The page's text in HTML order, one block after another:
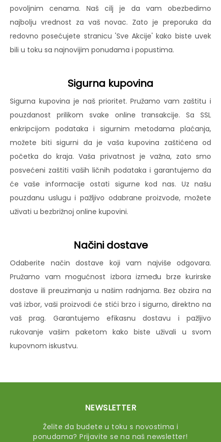
povoljnim cenama. Naš cilj je da vam obezbedimo
najbolju vrednost za vaš novac. Zato je preporuka da
redovno posećujete stranicu 'Sve Akcije' kako biste uvek
bili u toku sa najnovijim ponudama i popustima.
Sigurna kupovina
Sigurna kupovina je naš prioritet. Pružamo vam zaštitu i
pouzdanost prilikom svake online transakcije. Sa SSL
enkripcijom podataka i sigurnim metodama plaćanja,
možete biti sigurni da je vaša kupovina zaštićena od
početka do kraja. Vaša privatnost je važna, zato smo
posvećeni zaštiti vaših ličnih podataka i garantujemo da
će vaše informacije ostati sigurne kod nas. Uz našu
pouzdanu uslugu i pažljivo odabrane proizvode, možete
uživati u bezbrižnoj online kupovini.
Načini dostave
Odaberite način dostave koji vam najviše odgovara.
Pružamo vam mogućnost izbora između brze kurirske
dostave ili preuzimanja u našim radnjama. Bez obzira na
vaš izbor, vaši proizvodi će stići brzo i sigurno, direktno na
vaš prag. Garantujemo efikasnu dostavu i pažljivo
rukovanje vašim paketom kako biste uživali u svom
kupovnom iskustvu.
NEWSLETTER
Želite da budete u toku s novostima i
ponudama? Prijavite se na naš newsletter!